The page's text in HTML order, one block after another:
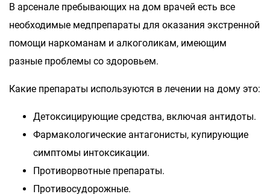
В арсенале пребывающих на дом врачей есть все
необходимые медпрепараты для оказания экстренной
помощи наркоманам и алкоголикам, имеющим
разные проблемы со здоровьем.
Какие препараты используются в лечении на дому это:
Детоксицирующие средства, включая антидоты.
Фармакологические антагонисты, купирующие
симптомы интоксикации.
Противорвотные препараты.
Противосудорожные.